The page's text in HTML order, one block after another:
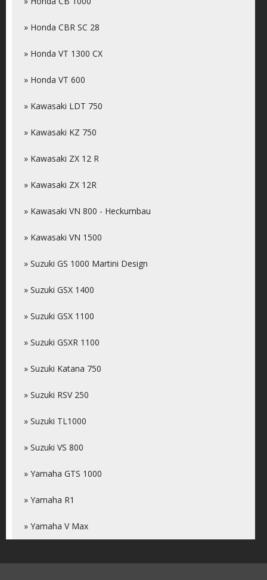
» Honda CBR SC 28
» Honda VT 1300 CX
» Honda VT 600
» Kawasaki LDT 750
» Kawasaki KZ 750
» Kawasaki ZX 12 R
» Kawasaki ZX 12R
» Kawasaki VN 800 - Heckumbau
» Kawasaki VN 1500
» Suzuki GS 1000 Martini Design
» Suzuki GSX 1400
» Suzuki GSX 1100
» Suzuki GSXR 1100
» Suzuki Katana 750
» Suzuki RSV 250
» Suzuki TL1000
» Suzuki VS 800
» Yamaha GTS 1000
» Yamaha R1
» Yamaha V Max